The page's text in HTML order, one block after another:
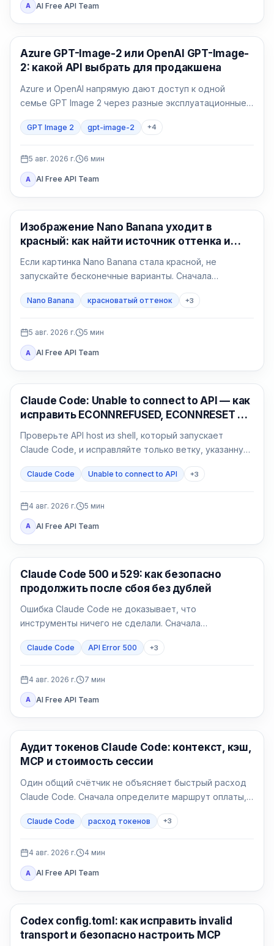
A AI Free API Team
Генерация изображений ИИ
Azure GPT-Image-2 или OpenAI GPT-Image-
2: какой API выбрать для продакшена
Azure и OpenAI напрямую дают доступ к одной
семье GPT Image 2 через разные эксплуатационные
регион, счёт, квота, формат и владелец поддержки.
GPT Image 2 gpt-image-2 +4
5 авг. 2026 г. 6 мин
A AI Free API Team
Генерация изображений ИИ
Изображение Nano Banana уходит в
красный: как найти источник оттенка и
исправить его
Если картинка Nano Banana стала красной, не
запускайте бесконечные варианты. Сначала
сравните исходный файл в двух программах, затем
сделайте нейтральный тест без референса и
Nano Banana красноватый оттенок +3
5 авг. 2026 г. 5 мин
A AI Free API Team
Claude Code
Claude Code: Unable to connect to API — как
исправить ECONNREFUSED, ECONNRESET и
Проверьте API host из shell, который запускает
Claude Code, и исправляйте только ветку, указанную
Claude Code Unable to connect to API +3
4 авг. 2026 г. 5 мин
A AI Free API Team
Claude Code
Claude Code 500 и 529: как безопасно
продолжить после сбоя без дублей
Ошибка Claude Code не доказывает, что
инструменты ничего не сделали. Сначала
и сверьте эффекты.
Claude Code API Error 500 +3
4 авг. 2026 г. 7 мин
A AI Free API Team
Claude Code
Аудит токенов Claude Code: контекст, кэш,
MCP и стоимость сессии
Один общий счётчик не объясняет быстрый расход
Claude Code. Сначала определите маршрут оплаты,
и чистую сессию.
Claude Code расход токенов +3
4 авг. 2026 г. 4 мин
A AI Free API Team
Инструменты AI-разработки
Codex config.toml: как исправить invalid
transport и безопасно настроить MCP